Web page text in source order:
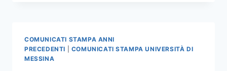
COMUNICATI STAMPA ANNI
PRECEDENTI
COMUNICATI STAMPA UNIVERSITÀ DI
MESSINA